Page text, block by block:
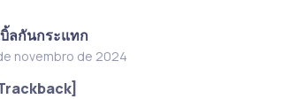
ลกันกระแทก
novembro de 2024